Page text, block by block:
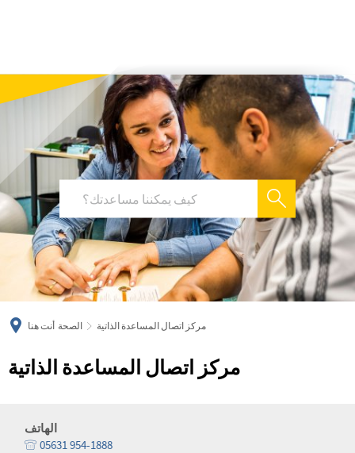
deutsch
أنت هنا الصحة مركز اتصال المساعدة الذاتية
مركز اتصال المساعدة الذاتية
الهاتف
05631 954-1888